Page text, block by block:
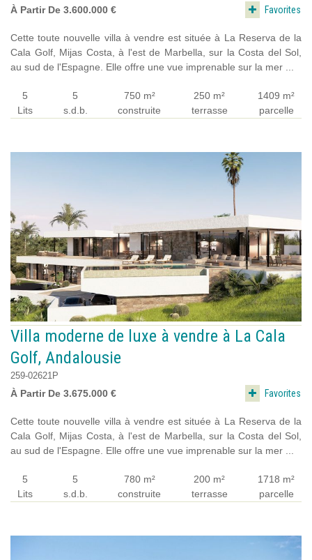
À Partir De 3.600.000 € Favorites
Cette toute nouvelle villa à vendre est située à La Reserva de la
Cala Golf, Mijas Costa, à l'est de Marbella, sur la Costa del Sol,
au sud de l'Espagne. Elle offre une vue imprenable sur la mer ...
5
Lits
5
s.d.b.
750 m²
construite
250 m²
terrasse
1409 m²
parcelle
Villa moderne de luxe à vendre à La Cala
Golf, Andalousie
259-02621P
À Partir De 3.675.000 € Favorites
Cette toute nouvelle villa à vendre est située à La Reserva de la
Cala Golf, Mijas Costa, à l'est de Marbella, sur la Costa del Sol,
au sud de l'Espagne. Elle offre une vue imprenable sur la mer ...
5
Lits
5
s.d.b.
780 m²
construite
200 m²
terrasse
1718 m²
parcelle